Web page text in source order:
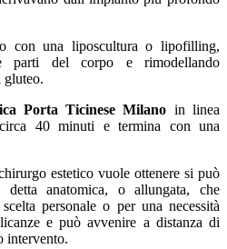
con una liposcultura o lipofilling,
parti del corpo e rimodellando
gluteo.
Porta Ticinese Milano in linea
40 minuti e termina con una
estetico vuole ottenere si può
detta anatomica, o allungata, che
personale o per una necessità
e può avvenire a distanza di
intervento.